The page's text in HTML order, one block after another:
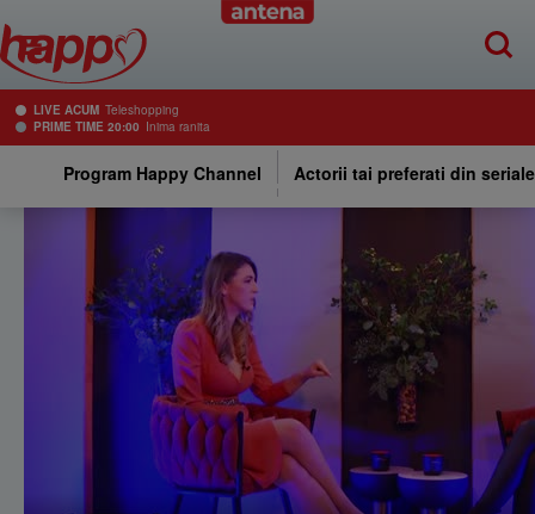
LIVE ACUM Teleshopping
PRIME TIME 20:00 Inima ranita
Program Happy Channel Actorii tai preferati din